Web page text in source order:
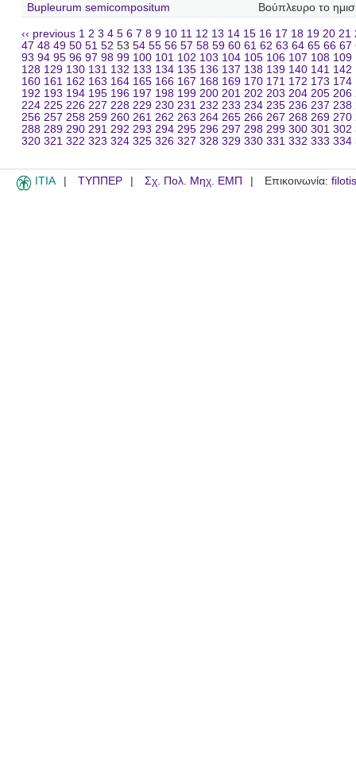
Bupleurum semicompositum
Βούπλευρο το
‹‹ previous 1 2 3 4 5 6 7 8 9 10 11 12 13 14 15 16 17 18 19 20 21
47 48 49 50 51 52 53 54 55 56 57 58 59 60 61 62 63 64 65 66 67
93 94 95 96 97 98 99 100 101 102 103 104 105 106 107 108 109
128 129 130 131 132 133 134 135 136 137 138 139 140 141 142
160 161 162 163 164 165 166 167 168 169 170 171 172 173 174
192 193 194 195 196 197 198 199 200 201 202 203 204 205 206
224 225 226 227 228 229 230 231 232 233 234 235 236 237 238
256 257 258 259 260 261 262 263 264 265 266 267 268 269 270
288 289 290 291 292 293 294 295 296 297 298 299 300 301 302
320 321 322 323 324 325 326 327 328 329 330 331 332 333 334
ITIA ΤΥΠΠΕΡ Σχ. Πολ. Μηχ. ΕΜΠ Επικοινωνία: